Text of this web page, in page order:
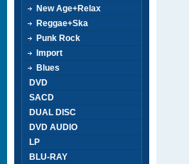
New Age+Relax
Reggae+Ska
Punk Rock
Import
Blues
DVD
SACD
DUAL DISC
DVD AUDIO
LP
BLU-RAY